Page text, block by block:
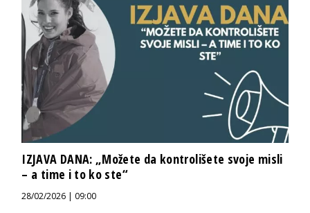
IZJAVA DANA: „Možete da kontrolišete svoje misli
– a time i to ko ste“
28/02/2026 | 09:00